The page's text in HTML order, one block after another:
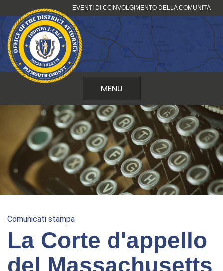
al
contenuto
EVENTI DI COINVOLGIMENTO DELLA COMUNITÀ
MENU
Comunicati stampa
La Corte d'appello
del Massachusetts